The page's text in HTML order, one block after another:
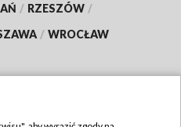
/ RZESZÓW /
/ WROCŁAW